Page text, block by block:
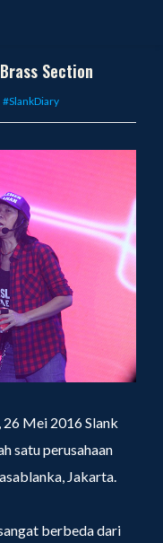
Section
#SlankDiary
Mei 2016 Slank
satu perusahaan
Jakarta.
berbeda dari